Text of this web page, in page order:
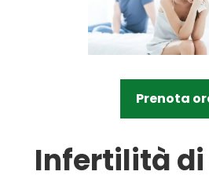
Prenota
Infertilità